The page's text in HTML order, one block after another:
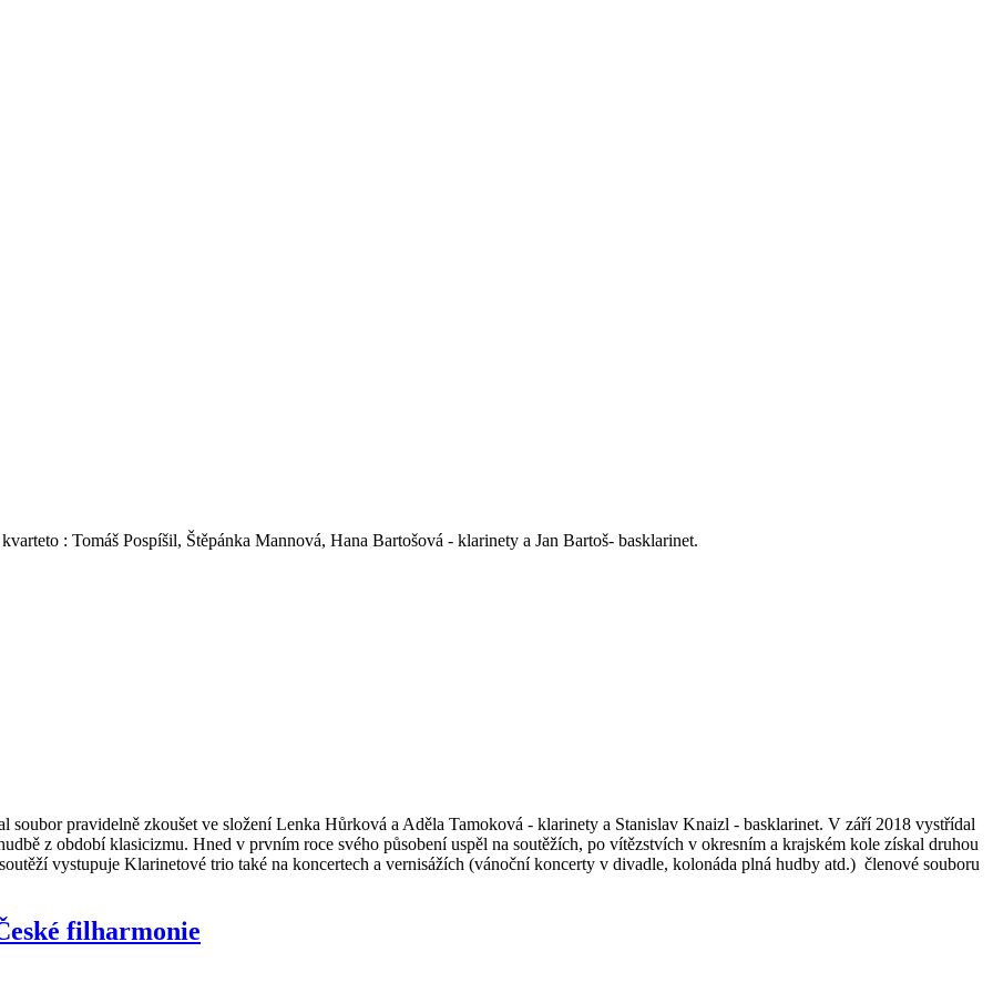
: Tomáš Pospíšil, Štěpánka Mannová, Hana Bartošová - klarinety a Jan Bartoš- basklarinet.
soubor pravidelně zkoušet ve složení Lenka Hůrková a Aděla Tamoková - klarinety a Stanislav Knaizl - basklarinet. V září 2018 vystřídal
z období klasicizmu. Hned v prvním roce svého působení uspěl na soutěžích, po vítězstvích v okresním a krajském kole získal druhou
vystupuje Klarinetové trio také na koncertech a vernisážích (vánoční koncerty v divadle, kolonáda plná hudby atd.) členové souboru
filharmonie